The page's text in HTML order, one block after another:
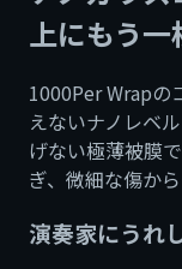
上にもう一
1000Per Wrapの
えないナノレベ
げない極薄被膜
ぎ、微細な傷か
演奏家にうれ